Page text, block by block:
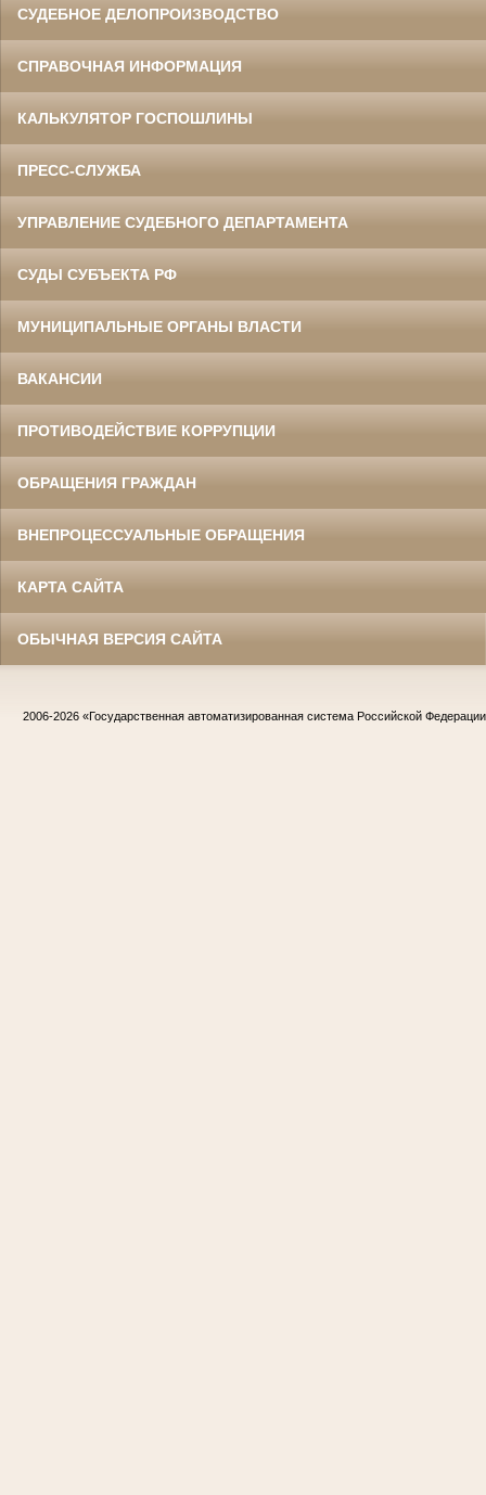
СУДЕБНОЕ ДЕЛОПРОИЗВОДСТВО
СПРАВОЧНАЯ ИНФОРМАЦИЯ
КАЛЬКУЛЯТОР ГОСПОШЛИНЫ
ПРЕСС-СЛУЖБА
УПРАВЛЕНИЕ СУДЕБНОГО ДЕПАРТАМЕНТА
СУДЫ СУБЪЕКТА РФ
МУНИЦИПАЛЬНЫЕ ОРГАНЫ ВЛАСТИ
ВАКАНСИИ
ПРОТИВОДЕЙСТВИЕ КОРРУПЦИИ
ОБРАЩЕНИЯ ГРАЖДАН
ВНЕПРОЦЕССУАЛЬНЫЕ ОБРАЩЕНИЯ
КАРТА САЙТА
ОБЫЧНАЯ ВЕРСИЯ САЙТА
2006-2026 «Государственная автоматизированная система Российской